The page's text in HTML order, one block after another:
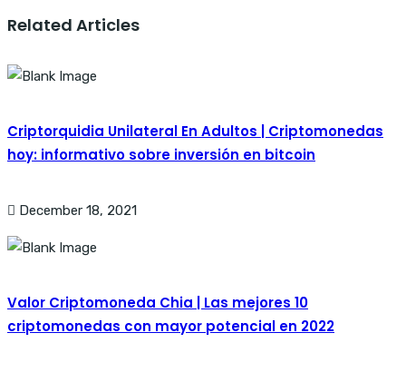
Related Articles
Criptorquidia Unilateral En Adultos | Criptomonedas
hoy: informativo sobre inversión en bitcoin
December 18, 2021
Valor Criptomoneda Chia | Las mejores 10
criptomonedas con mayor potencial en 2022